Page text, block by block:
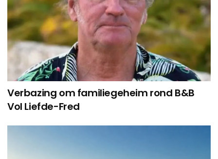
Verbazing om familiegeheim rond B&B
Vol Liefde-Fred